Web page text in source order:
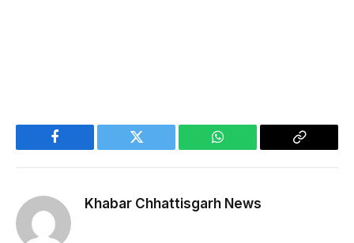
Facebook Twitter WhatsApp
Copy
Khabar Chhattisgarh News